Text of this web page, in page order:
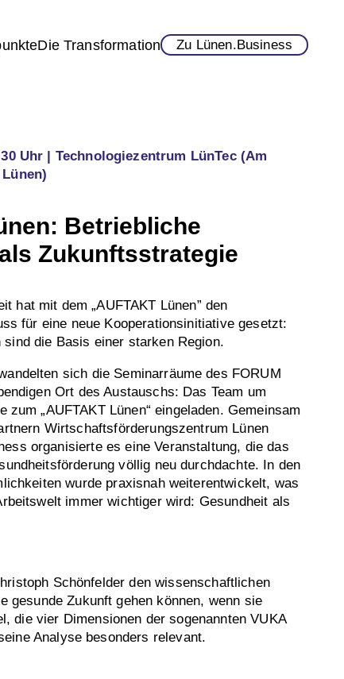
Die Transformation Zu Lünen.Business
Uhr Technologiezentrum LünTec (Am
Betriebliche
Zukunftsstrategie
hat mit dem „AUFTAKT Lünen” den
für eine neue Kooperationsinitiative gesetzt:
sind die Basis einer starken Region.
sich die Seminarräume des FORUM
Ort des Austauschs: Das Team um
zum „AUFTAKT Lünen“ eingeladen. Gemeinsam
Wirtschaftsförderungszentrum Lünen
organisierte es eine Veranstaltung, die das
völlig neu durchdachte. In den
wurde praxisnah weiterentwickelt, was
immer wichtiger wird: Gesundheit als
Schönfelder den wissenschaftlichen
gesunde Zukunft gehen können, wenn sie
die vier Dimensionen der sogenannten VUKA
Analyse besonders relevant.